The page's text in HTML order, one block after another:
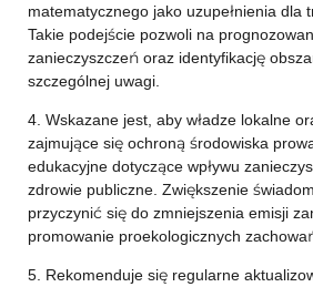
matematycznego jako uzupełnienia dla
Takie podejście pozwoli na
zanieczyszczeń oraz identyfikację
szczególnej uwagi.
4. Wskazane jest, aby władze lokalne
zajmujące się ochroną środowiska
edukacyjne dotyczące wpływu
zdrowie publiczne. Zwiększenie
przyczynić się do zmniejszenia emisji
promowanie proekologicznych
5. Rekomenduje się regularne